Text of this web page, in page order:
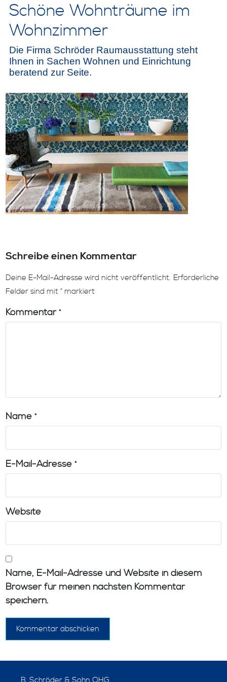
Schöne Wohnträume im
Wohnzimmer
Die Firma Schröder Raumausstattung steht
Ihnen in Sachen Wohnen und Einrichtung
beratend zur Seite.
Schreibe einen Kommentar
Deine E-Mail-Adresse wird nicht veröffentlicht. Erforderliche
Felder sind mit* markiert
Kommentar*
Name*
E-Mail-Adresse*
Website
Name, E-Mail-Adresse und Website in diesem
Browser für meinen nächsten Kommentar
speichern.